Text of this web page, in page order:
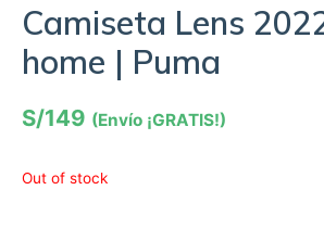
Camiseta Lens
home | Puma
S/149 (Envío ¡GRATIS!)
Out of stock